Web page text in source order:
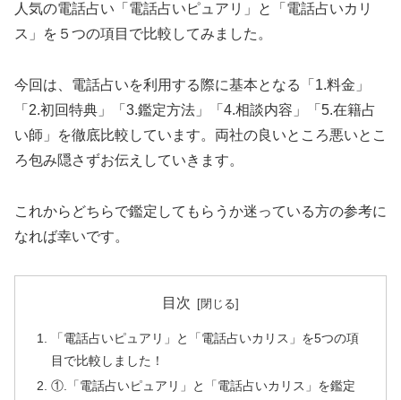
人気の電話占い「電話占いピュアリ」と「電話占いカリ
ス」を５つの項目で比較してみました。
今回は、電話占いを利用する際に基本となる「1.料金」
「2.初回特典」「3.鑑定方法」「4.相談内容」「5.在籍占
い師」を徹底比較しています。両社の良いところ悪いとこ
ろ包み隠さずお伝えしていきます。
これからどちらで鑑定してもらうか迷っている方の参考に
なれば幸いです。
目次
「電話占いピュアリ」と「電話占いカリス」を5つの項
目で比較しました！
①.「電話占いピュアリ」と「電話占いカリス」を鑑定